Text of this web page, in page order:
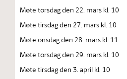
Møte torsdag den 22. mars kl. 10
Møte tirsdag den 27. mars kl. 10
Møte onsdag den 28. mars kl. 11
Møte torsdag den 29. mars kl. 10
Møte tirsdag den 3. april kl. 10